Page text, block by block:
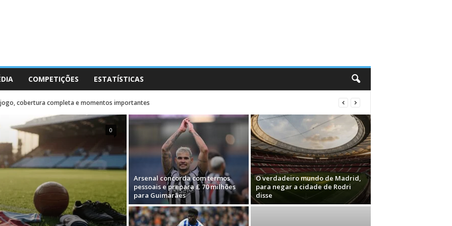
COMPETIÇÕES ESTATÍSTICAS
cobertura completa e momentos importantes
0
Arsenal concorda com termos
pessoais e prepara £ 70 milhões
para Guimarães
O verdadeiro mundo de Madrid,
para negar a cidade de Rodri
disse